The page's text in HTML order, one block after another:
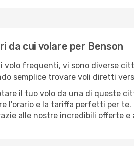
da cui volare per Benson
volo frequenti, vi sono diverse
semplice trovare voli diretti
il tuo volo da una di queste
l'orario e la tariffa perfetti per
alle nostre incredibili offerte